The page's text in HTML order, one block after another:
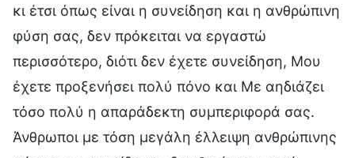
κι έτσι όπως είναι η συνείδηση και η ανθρώπινη
φύση σας, δεν πρόκειται να εργαστώ
περισσότερο, διότι δεν έχετε συνείδηση, Μου
έχετε προξενήσει πολύ πόνο και Με αηδιάζει
τόσο πολύ η απαράδεκτη συμπεριφορά σας.
Άνθρωποι με τόση μεγάλη έλλειψη ανθρώπινης